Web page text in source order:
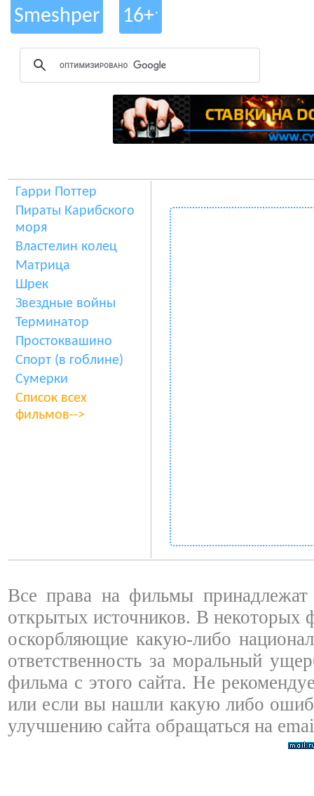
16+*
Smeshper
Гарри Поттер
Пираты Карибского
моря
Властелин колец
Матрица
Шрек
Звездные войны
Терминатор
Простоквашино
Спорт (в гоблине)
Сумерки
Список всех
фильмов-->
Все права на фильмы
открытых источников. В некоторых
оскорбляющие какую-либо
ответственность за моральный
фильма с этого сайта. Не
или если вы нашли какую либо
улучшению сайта обращаться на